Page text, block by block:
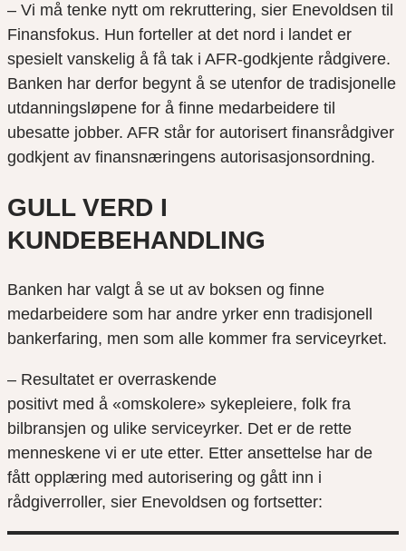
– Vi må tenke nytt om rekruttering, sier Enevoldsen til
Finansfokus. Hun forteller at det nord i landet er
spesielt vanskelig å få tak i AFR-godkjente rådgivere.
Banken har derfor begynt å se utenfor de tradisjonelle
utdanningsløpene for å finne medarbeidere til
ubesatte jobber. AFR står for autorisert finansrådgiver
godkjent av finansnæringens autorisasjonsordning.
GULL VERD I
KUNDEBEHANDLING
Banken har valgt å se ut av boksen og finne
medarbeidere som har andre yrker enn tradisjonell
bankerfaring, men som alle kommer fra serviceyrket.
– Resultatet er overraskende
positivt med å «omskolere» sykepleiere, folk fra
bilbransjen og ulike serviceyrker. Det er de rette
menneskene vi er ute etter. Etter ansettelse har de
fått opplæring med autorisering og gått inn i
rådgiverroller, sier Enevoldsen og fortsetter: